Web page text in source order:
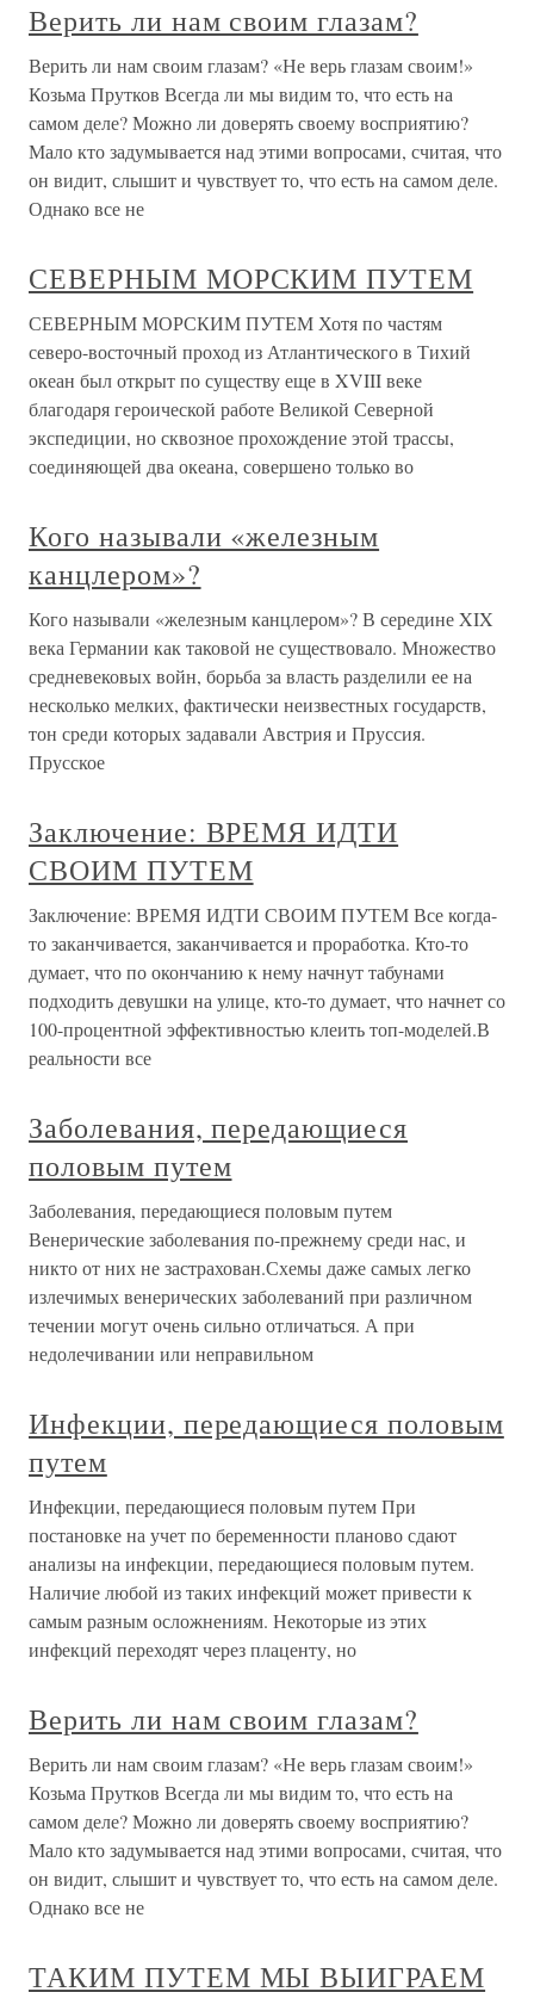
Верить ли нам своим глазам?
Верить ли нам своим глазам? «Не верь глазам своим!»
Козьма Прутков Всегда ли мы видим то, что есть на
самом деле? Можно ли доверять своему восприятию?
Мало кто задумывается над этими вопросами, считая, что
он видит, слышит и чувствует то, что есть на самом деле.
Однако все не
СЕВЕРНЫМ МОРСКИМ ПУТЕМ
СЕВЕРНЫМ МОРСКИМ ПУТЕМ Хотя по частям
северо-восточный проход из Атлантического в Тихий
океан был открыт по существу еще в XVIII веке
благодаря героической работе Великой Северной
экспедиции, но сквозное прохождение этой трассы,
соединяющей два океана, совершено только во
Кого называли «железным
канцлером»?
Кого называли «железным канцлером»? В середине XIX
века Германии как таковой не существовало. Множество
средневековых войн, борьба за власть разделили ее на
несколько мелких, фактически неизвестных государств,
тон среди которых задавали Австрия и Пруссия.
Прусское
Заключение: ВРЕМЯ ИДТИ
СВОИМ ПУТЕМ
Заключение: ВРЕМЯ ИДТИ СВОИМ ПУТЕМ Все когда-
то заканчивается, заканчивается и проработка. Кто-то
думает, что по окончанию к нему начнут табунами
подходить девушки на улице, кто-то думает, что начнет со
100-процентной эффективностью клеить топ-моделей.В
реальности все
Заболевания, передающиеся
половым путем
Заболевания, передающиеся половым путем
Венерические заболевания по-прежнему среди нас, и
никто от них не застрахован.Схемы даже самых легко
излечимых венерических заболеваний при различном
течении могут очень сильно отличаться. А при
недолечивании или неправильном
Инфекции, передающиеся половым
путем
Инфекции, передающиеся половым путем При
постановке на учет по беременности планово сдают
анализы на инфекции, передающиеся половым путем.
Наличие любой из таких инфекций может привести к
самым разным осложнениям. Некоторые из этих
инфекций переходят через плаценту, но
Верить ли нам своим глазам?
Верить ли нам своим глазам? «Не верь глазам своим!»
Козьма Прутков Всегда ли мы видим то, что есть на
самом деле? Можно ли доверять своему восприятию?
Мало кто задумывается над этими вопросами, считая, что
он видит, слышит и чувствует то, что есть на самом деле.
Однако все не
ТАКИМ ПУТЕМ МЫ ВЫИГРАЕМ